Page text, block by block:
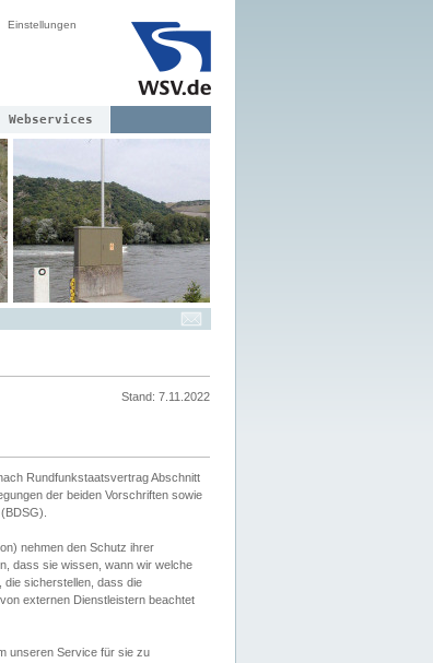
Einstellungen
Webservices
Stand: 7.11.2022
Rundfunkstaatsvertrag Abschnitt
der beiden Vorschriften sowie
nehmen den Schutz ihrer
dass sie wissen, wann wir welche
die sicherstellen, dass die
externen Dienstleistern beachtet
unseren Service für sie zu